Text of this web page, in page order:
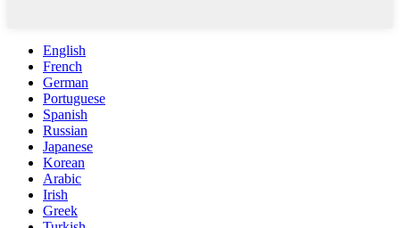
English
French
German
Portuguese
Spanish
Russian
Japanese
Korean
Arabic
Irish
Greek